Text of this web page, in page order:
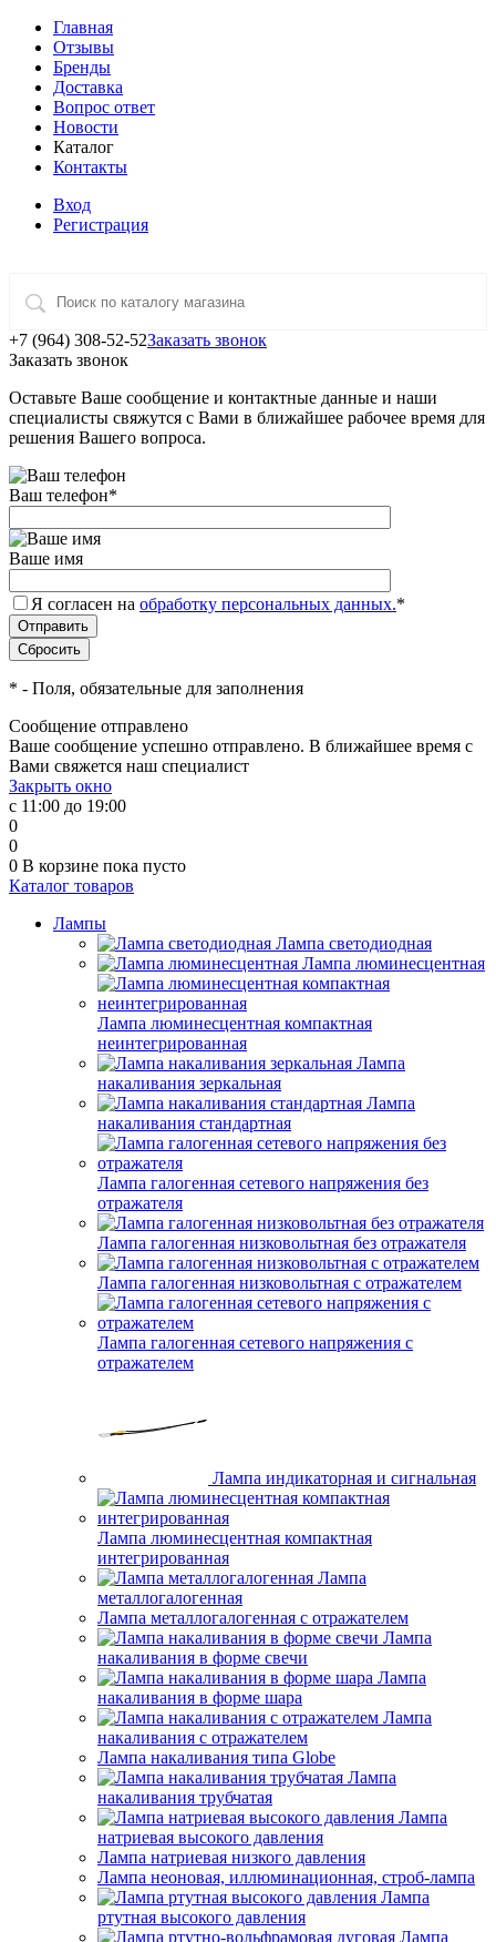
Главная
Отзывы
Бренды
Доставка
Вопрос ответ
Новости
Каталог
Контакты
Вход
Регистрация
+7 (964) 308-52-52Заказать звонок
Заказать звонок
Оставьте Ваше сообщение и контактные данные и наши
специалисты свяжутся с Вами в ближайшее рабочее время для
решения Вашего вопроса.
Ваш телефон*
Ваше имя
Я согласен на обработку персональных данных.*
* - Поля, обязательные для заполнения
Сообщение отправлено
Ваше сообщение успешно отправлено. В ближайшее время с
Вами свяжется наш специалист
Закрыть окно
с 11:00 до 19:00
0
0
0 В корзине пока пусто
Каталог товаров
Лампы
Лампа светодиодная
Лампа люминесцентная
Лампа люминесцентная компактная
неинтегрированная
Лампа
накаливания зеркальная
Лампа
накаливания стандартная
Лампа галогенная сетевого напряжения без
отражателя
Лампа галогенная низковольтная без отражателя
Лампа галогенная низковольтная с отражателем
Лампа галогенная сетевого напряжения с
отражателем
Лампа индикаторная и сигнальная
Лампа люминесцентная компактная
интегрированная
Лампа
металлогалогенная
Лампа металлогалогенная с отражателем
Лампа
накаливания в форме свечи
Лампа
накаливания в форме шара
Лампа
накаливания с отражателем
Лампа накаливания типа Globe
Лампа
накаливания трубчатая
Лампа
натриевая высокого давления
Лампа натриевая низкого давления
Лампа неоновая, иллюминационная, строб-лампа
Лампа
ртутная высокого давления
Лампа